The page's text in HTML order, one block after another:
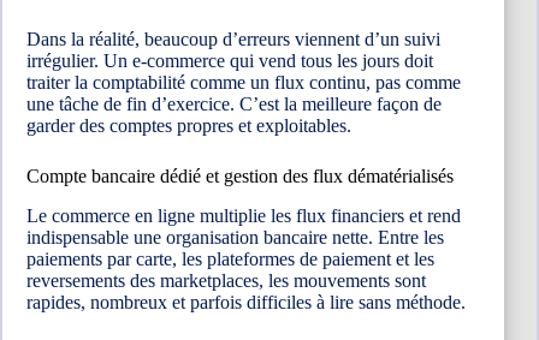
Dans la réalité, beaucoup d’erreurs viennent d’un suivi
irrégulier. Un e-commerce qui vend tous les jours doit
traiter la comptabilité comme un flux continu, pas comme
une tâche de fin d’exercice. C’est la meilleure façon de
garder des comptes propres et exploitables.
Compte bancaire dédié et gestion des flux dématérialisés
Le commerce en ligne multiplie les flux financiers et rend
indispensable une organisation bancaire nette. Entre les
paiements par carte, les plateformes de paiement et les
reversements des marketplaces, les mouvements sont
rapides, nombreux et parfois difficiles à lire sans méthode.